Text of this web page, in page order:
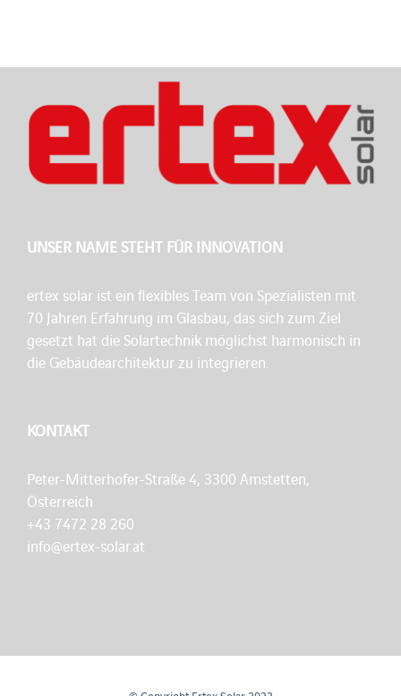
UNSER NAME STEHT FÜR INNOVATION
ertex solar ist ein flexibles Team von Spezialisten mit
70 Jahren Erfahrung im Glasbau, das sich zum Ziel
gesetzt hat die Solartechnik möglichst harmonisch in
die Gebäudearchitektur zu integrieren.
KONTAKT
Peter-Mitterhofer-Straße 4, 3300 Amstetten,
Österreich
+43 7472 28 260
info@ertex-solar.at